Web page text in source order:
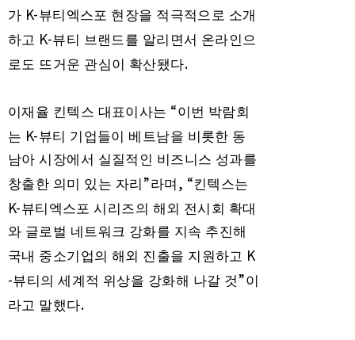
가 K-뷰티엑스포 현장을 적극적으로 소개
하고 K-뷰티 브랜드를 알리면서 온라인으
로도 뜨거운 관심이 확산됐다.
이재율 킨텍스 대표이사는 “이번 박람회
는 K-뷰티 기업들이 베트남을 비롯한 동
남아 시장에서 실질적인 비즈니스 성과를
창출한 의미 있는 자리 ”라며 , “킨텍스는
K-뷰티엑스포 시리즈의 해외 전시회 확대
와 글로벌 네트워크 강화를 지속 추진해
국내 중소기업의 해외 진출을 지원하고 K
-뷰티의 세계적 위상을 강화해 나갈 것”이
라고 말했다.